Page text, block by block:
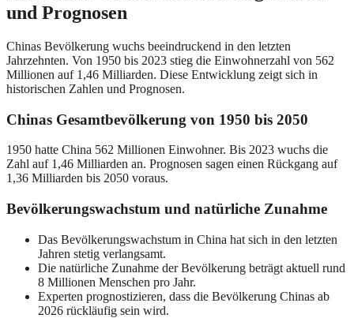
und Prognosen
Chinas Bevölkerung wuchs beeindruckend in den letzten
Jahrzehnten. Von 1950 bis 2023 stieg die Einwohnerzahl von 562
Millionen auf 1,46 Milliarden. Diese Entwicklung zeigt sich in
historischen Zahlen und Prognosen.
Chinas Gesamtbevölkerung von 1950 bis 2050
1950 hatte China 562 Millionen Einwohner. Bis 2023 wuchs die
Zahl auf 1,46 Milliarden an. Prognosen sagen einen Rückgang auf
1,36 Milliarden bis 2050 voraus.
Bevölkerungswachstum und natürliche Zunahme
Das Bevölkerungswachstum in China hat sich in den letzten
Jahren stetig verlangsamt.
Die natürliche Zunahme der Bevölkerung beträgt aktuell rund
8 Millionen Menschen pro Jahr.
Experten prognostizieren, dass die Bevölkerung Chinas ab
2026 rückläufig sein wird.